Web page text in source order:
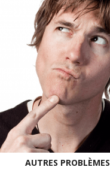
AUTRES PROBLÈMES